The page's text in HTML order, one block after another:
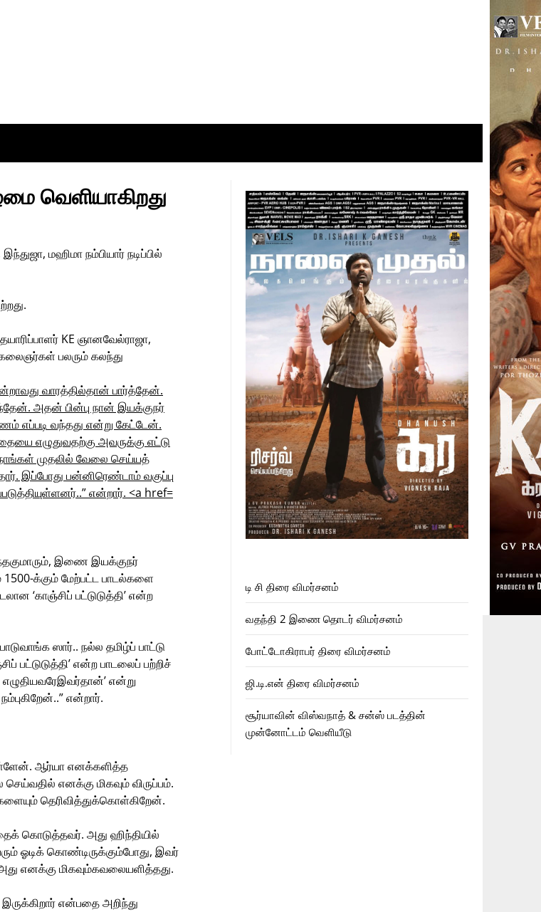
வெளியாகிறது
மஹிமா நம்பியார் நடிப்பில்
KE ஞானவேல்ராஜா,
பலரும் கலந்து
இணை இயக்குநர்
க்கும் மேற்பட்ட பாடல்களை
‘காஞ்சிப் பட்டுடுத்தி’ என்ற
ஸார்.. நல்ல தமிழ்ப் பாட்டு
பட்டுடுத்தி’ என்ற பாடலைப் பற்றிச்
என்று
என்றார்.
ஆர்யா எனக்களித்த
எனக்கு மிகவும் விருப்பம்.
தெரிவித்துக்கொள்கிறேன்.
கொடுத்தவர். அது ஹிந்தியில்
ஓடிக் கொண்டிருக்கும்போது, இவர்
எனக்கு மிகவும்கவலையளித்தது.
என்பதை அறிந்து
டி சி திரை விமர்சனம்
வதந்தி 2 இணை தொடர் விமர்சனம்
போட்டோகிராபர் திரை விமர்சனம்
ஜி.டி.என் திரை விமர்சனம்
சூர்யாவின் விஸ்வநாத் & சன்ஸ் படத்தின்
முன்னோட்டம் வெளியீடு